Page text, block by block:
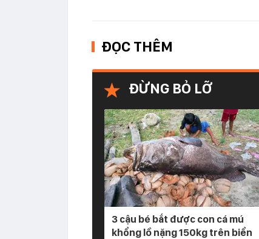
ĐỌC THÊM
ĐỪNG BỎ LỠ
3 cậu bé bắt được con cá mú
khổng lồ nặng 150kg trên biển